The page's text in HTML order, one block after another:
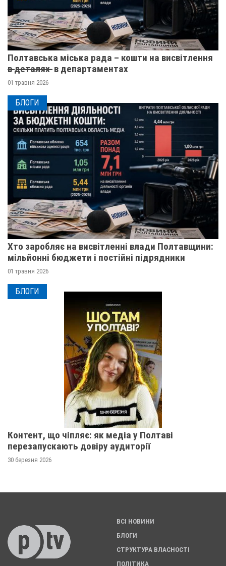
Полтавська міська рада – кошти на висвітлення
в̶ ̶д̶е̶т̶а̶л̶я̶х̶ ̶ в департаментах
01 травня 2026
БЛОГИ
Хто заробляє на висвітленні влади Полтавщини:
мільйонні бюджети і постійні підрядники
01 травня 2026
БЛОГИ
Контент, що чіпляє: як медіа у Полтаві
перезапускають довіру аудиторії
30 березня 2026
ВСІ НОВИНИ
БЛОГИ
СТРУКТУРА ВЛАСНОСТІ
ПОЛІТИКА